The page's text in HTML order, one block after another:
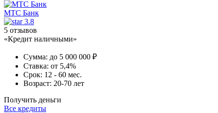
МТС Банк
3.8
5 отзывов
«Кредит наличными»
Сумма: до 5 000 000 ₽
Ставка: от 5,4%
Срок: 12 - 60 мес.
Возраст: 20-70 лет
Получить деньги
Все кредиты